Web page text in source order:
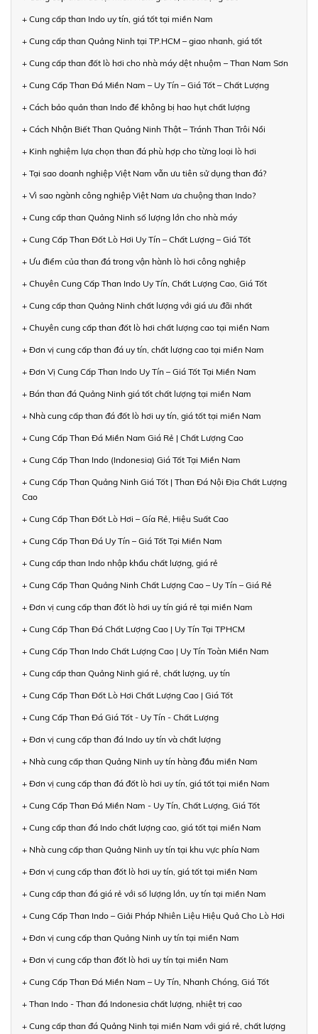
+ Cung cấp than Indo uy tín, giá tốt tại miền Nam
+ Cung cấp than Quảng Ninh tại TP.HCM – giao nhanh, giá tốt
+ Cung cấp than đốt lò hơi cho nhà máy dệt nhuộm – Than Nam Sơn
+ Cung Cấp Than Đá Miền Nam – Uy Tín – Giá Tốt – Chất Lượng
+ Cách bảo quản than Indo để không bị hao hụt chất lượng
+ Cách Nhận Biết Than Quảng Ninh Thật – Tránh Than Trôi Nổi
+ Kinh nghiệm lựa chọn than đá phù hợp cho từng loại lò hơi
+ Tại sao doanh nghiệp Việt Nam vẫn ưu tiên sử dụng than đá?
+ Vì sao ngành công nghiệp Việt Nam ưa chuộng than Indo?
+ Cung cấp than Quảng Ninh số lượng lớn cho nhà máy
+ Cung Cấp Than Đốt Lò Hơi Uy Tín – Chất Lượng – Giá Tốt
+ Ưu điểm của than đá trong vận hành lò hơi công nghiệp
+ Chuyên Cung Cấp Than Indo Uy Tín, Chất Lượng Cao, Giá Tốt
+ Cung cấp than Quảng Ninh chất lượng với giá ưu đãi nhất
+ Chuyên cung cấp than đốt lò hơi chất lượng cao tại miền Nam
+ Đơn vị cung cấp than đá uy tín, chất lượng cao tại miền Nam
+ Đơn Vị Cung Cấp Than Indo Uy Tín – Giá Tốt Tại Miền Nam
+ Bán than đá Quảng Ninh giá tốt chất lượng tại miền Nam
+ Nhà cung cấp than đá đốt lò hơi uy tín, giá tốt tại miền Nam
+ Cung Cấp Than Đá Miền Nam Giá Rẻ | Chất Lượng Cao
+ Cung Cấp Than Indo (Indonesia) Giá Tốt Tại Miền Nam
+ Cung Cấp Than Quảng Ninh Giá Tốt | Than Đá Nội Địa Chất Lượng
Cao
+ Cung Cấp Than Đốt Lò Hơi – Gía Rẻ, Hiệu Suất Cao
+ Cung Cấp Than Đá Uy Tín – Giá Tốt Tại Miền Nam
+ Cung cấp than Indo nhập khẩu chất lượng, giá rẻ
+ Cung Cấp Than Quảng Ninh Chất Lượng Cao – Uy Tín – Giá Rẻ
+ Đơn vị cung cấp than đốt lò hơi uy tín giá rẻ tại miền Nam
+ Cung Cấp Than Đá Chất Lượng Cao | Uy Tín Tại TPHCM
+ Cung Cấp Than Indo Chất Lượng Cao | Uy Tín Toàn Miền Nam
+ Cung cấp than Quảng Ninh giá rẻ, chất lượng, uy tín
+ Cung Cấp Than Đốt Lò Hơi Chất Lượng Cao | Giá Tốt
+ Cung Cấp Than Đá Giá Tốt - Uy Tín - Chất Lượng
+ Đơn vị cung cấp than đá Indo uy tín và chất lượng
+ Nhà cung cấp than Quảng Ninh uy tín hàng đầu miền Nam
+ Đơn vị cung cấp than đá đốt lò hơi uy tín, giá tốt tại miền Nam
+ Cung Cấp Than Đá Miền Nam - Uy Tín, Chất Lượng, Giá Tốt
+ Cung cấp than đá Indo chất lượng cao, giá tốt tại miền Nam
+ Nhà cung cấp than Quảng Ninh uy tín tại khu vực phía Nam
+ Đơn vị cung cấp than đốt lò hơi uy tín, giá tốt tại miền Nam
+ Cung cấp than đá giá rẻ với số lượng lớn, uy tín tại miền Nam
+ Cung Cấp Than Indo – Giải Pháp Nhiên Liệu Hiệu Quả Cho Lò Hơi
+ Đơn vị cung cấp than Quảng Ninh uy tín tại miền Nam
+ Đơn vị cung cấp than đốt lò hơi uy tín tại miền Nam
+ Cung Cấp Than Đá Miền Nam – Uy Tín, Nhanh Chóng, Giá Tốt
+ Than Indo - Than đá Indonesia chất lượng, nhiệt trị cao
+ Cung cấp than đá Quảng Ninh tại miền Nam với giá rẻ, chất lượng